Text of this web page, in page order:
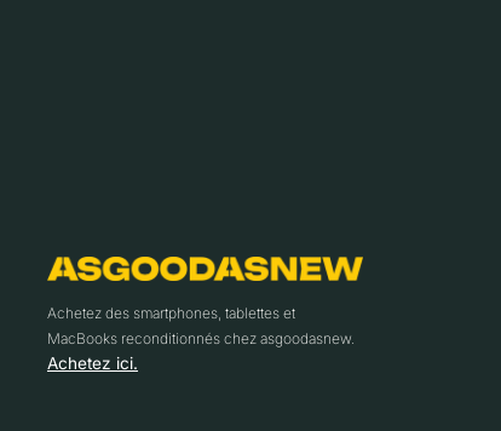
Achetez des smartphones, tablettes et
MacBooks reconditionnés chez asgoodasnew.
Achetez ici.